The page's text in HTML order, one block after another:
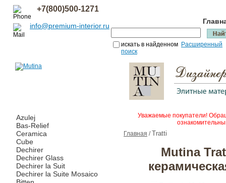
+7(800)500-1271
info@premium-interior.ru
искать в найденном Расширенный
поиск
Azulej
Bas-Relief
Ceramica
Cube
Dechirer
Dechirer Glass
Dechirer la Suit
Dechirer la Suite Mosaico
Уважаемые покупатели!
Главная /Tratti
Mutina